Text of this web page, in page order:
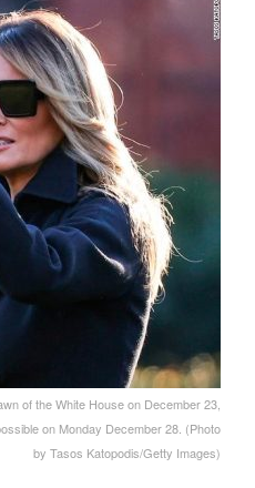
of the White House on December 23,
on Monday December 28. (Photo
by Tasos Katopodis/Getty Images)